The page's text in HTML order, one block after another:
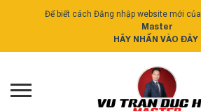
Để biết cách Đăng nhập website mới của
Master
HÃY NHẤN VÀO ĐÂY